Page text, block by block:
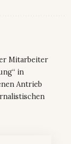
Mitarbeiter
in
Antrieb